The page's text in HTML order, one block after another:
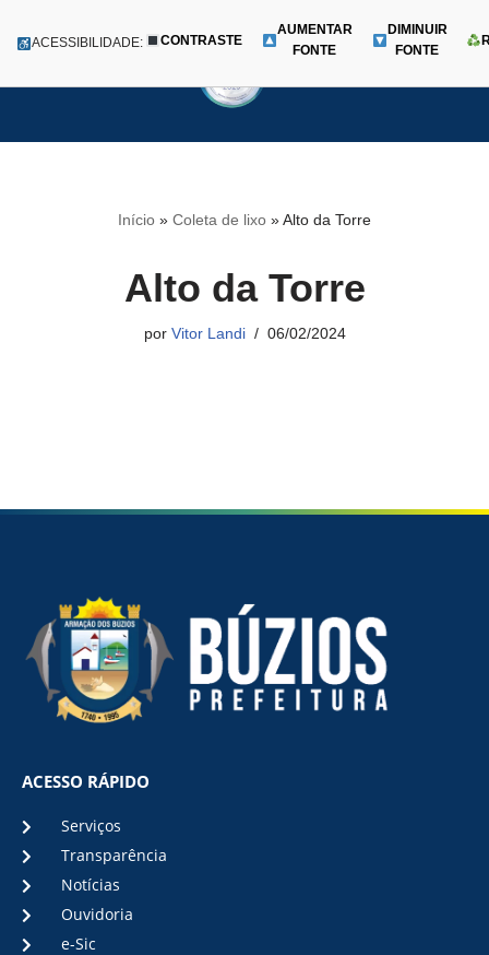
para
Menu
ACESSIBILIDADE: CONTRASTE
AUMENTAR
FONTE
DIMINUIR
FONTE
Início » Coleta de lixo »Alto da Torre
Alto da Torre
por Vitor Landi 06/02/2024
ACESSO RÁPIDO
Serviços
Transparência
Notícias
Ouvidoria
e-Sic